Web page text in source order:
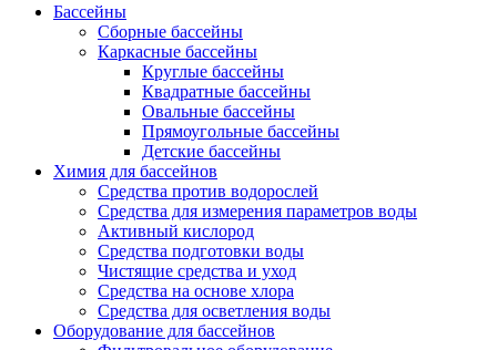
Бассейны
Сборные бассейны
Каркасные бассейны
Круглые бассейны
Квадратные бассейны
Овальные бассейны
Прямоугольные бассейны
Детские бассейны
Химия для бассейнов
Средства против водорослей
Средства для измерения параметров воды
Активный кислород
Средства подготовки воды
Чистящие средства и уход
Средства на основе хлора
Средства для осветления воды
Оборудование для бассейнов